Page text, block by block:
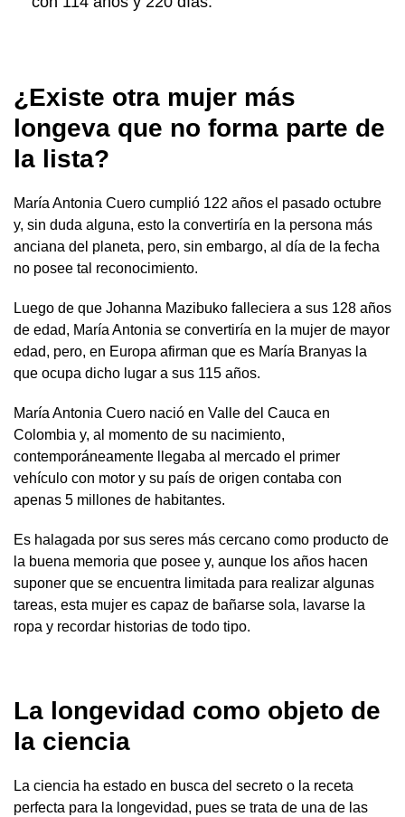
¿Existe otra mujer más
longeva que no forma parte de
la lista?
María Antonia Cuero cumplió 122 años el pasado octubre
y, sin duda alguna, esto la convertiría en la persona más
anciana del planeta, pero, sin embargo, al día de la fecha
no posee tal reconocimiento.
Luego de que Johanna Mazibuko falleciera a sus 128 años
de edad, María Antonia se convertiría en la mujer de mayor
edad, pero, en Europa afirman que es María Branyas la
que ocupa dicho lugar a sus 115 años.
María Antonia Cuero nació en Valle del Cauca en
Colombia y, al momento de su nacimiento,
contemporáneamente llegaba al mercado el primer
vehículo con motor y su país de origen contaba con
apenas 5 millones de habitantes.
Es halagada por sus seres más cercano como producto de
la buena memoria que posee y, aunque los años hacen
suponer que se encuentra limitada para realizar algunas
tareas, esta mujer es capaz de bañarse sola, lavarse la
ropa y recordar historias de todo tipo.
La longevidad como objeto de
la ciencia
La ciencia ha estado en busca del secreto o la receta
perfecta para la longevidad, pues se trata de una de las